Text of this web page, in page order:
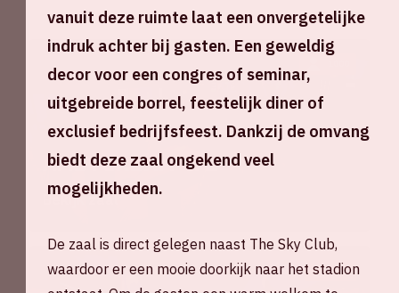
Amsterdam '72
Bekijk zaal
300
vanuit deze ruimte laat een onvergetelijke
indruk achter bij gasten. Een geweldig
decor voor een congres of seminar,
uitgebreide borrel, feestelijk diner of
exclusief bedrijfsfeest. Dankzij de omvang
biedt deze zaal ongekend veel
mogelijkheden.
De zaal is direct gelegen naast The Sky Club,
waardoor er een mooie doorkijk naar het stadion